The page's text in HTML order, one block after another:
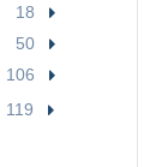
18
50
106
119